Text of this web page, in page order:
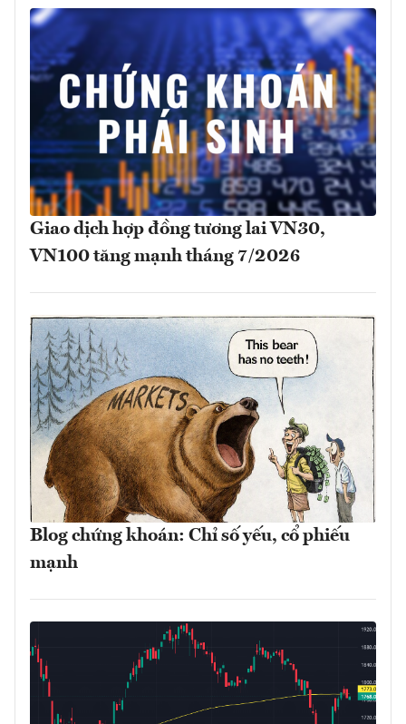
Giao dịch hợp đồng tương lai VN30,
VN100 tăng mạnh tháng 7/2026
Blog chứng khoán: Chỉ số yếu, cổ phiếu
mạnh